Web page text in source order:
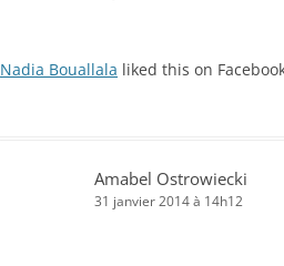
Nadia Bouallala liked this on
Amabel Ostrowiecki
31 janvier 2014 à 14h12